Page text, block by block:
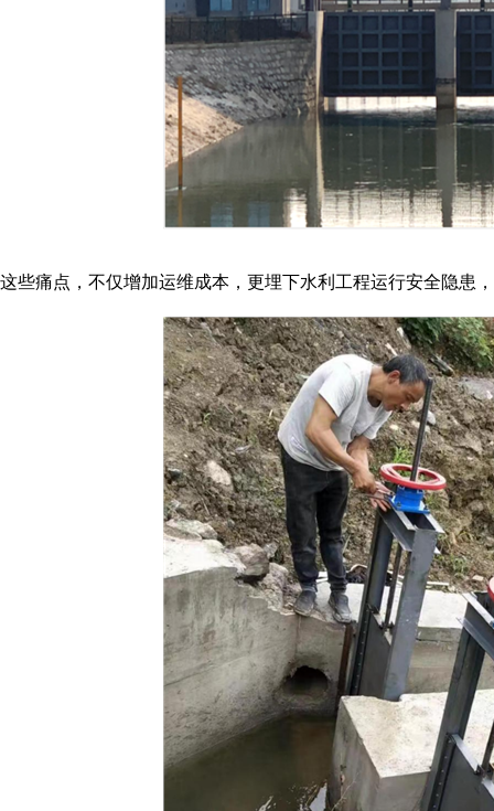
这些痛点，不仅增加运维成本，更埋下水利工程运行安全隐患